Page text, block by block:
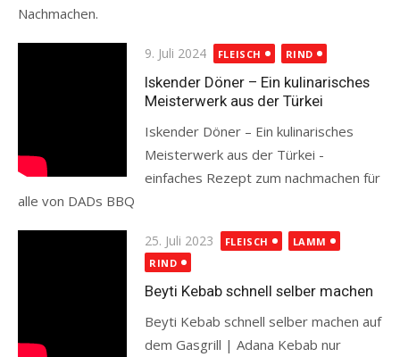
Nachmachen.
Posted
on
9. Juli 2024 FLEISCH RIND
Iskender Döner – Ein kulinarisches
Meisterwerk aus der Türkei
Iskender Döner – Ein kulinarisches
Meisterwerk aus der Türkei -
einfaches Rezept zum nachmachen für
alle von DADs BBQ
Posted
on
25. Juli 2023 FLEISCH
LAMM
RIND
Beyti Kebab schnell selber machen
Beyti Kebab schnell selber machen auf
dem Gasgrill | Adana Kebab nur